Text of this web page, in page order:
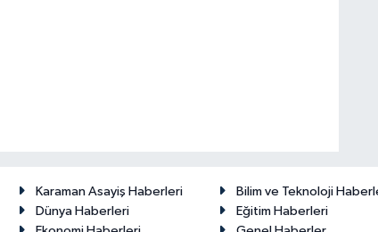
Karaman Asayiş Haberleri
Bilim ve Teknoloji
Dünya Haberleri
Eğitim Haberleri